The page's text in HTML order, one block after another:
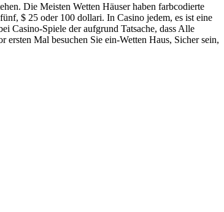
Die Meisten Wetten Häuser haben farbcodierte
$ 25 oder 100 dollari. In Casino jedem, es ist eine
Casino-Spiele der aufgrund Tatsache, dass Alle
Mal besuchen Sie ein-Wetten Haus, Sicher sein,